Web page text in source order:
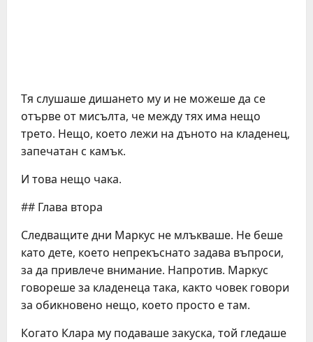
Тя слушаше дишането му и не можеше да се
отърве от мисълта, че между тях има нещо
трето. Нещо, което лежи на дъното на кладенец,
запечатан с камък.
И това нещо чака.
## Глава втора
Следващите дни Маркус не млъкваше. Не беше
като дете, което непрекъснато задава въпроси,
за да привлече внимание. Напротив. Маркус
говореше за кладенеца така, както човек говори
за обикновено нещо, което просто е там.
Когато Клара му подаваше закуска, той гледаше